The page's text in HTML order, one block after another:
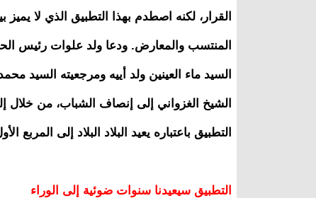
القرار، لكنه اصطدم بهذا التطبيق الذي لا يميز
المنتسب والمعارض. ودعا ولد علوات رئيس
السيد ماء العينين ولد أييه ومرجعيته السيد
الشيخ الغزواني إلى إنصاف الشباب، من خلال
التطبيق باعتباره يعيد البلاد البلاد إلى
التطبيق سيعيدنا سنوات ضوئية إلى الوراء